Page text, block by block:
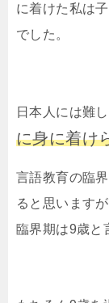
に着けた私は
でした。
日本人には難し
に身に着け
言語教育の臨
ると思います
臨界期は9歳と